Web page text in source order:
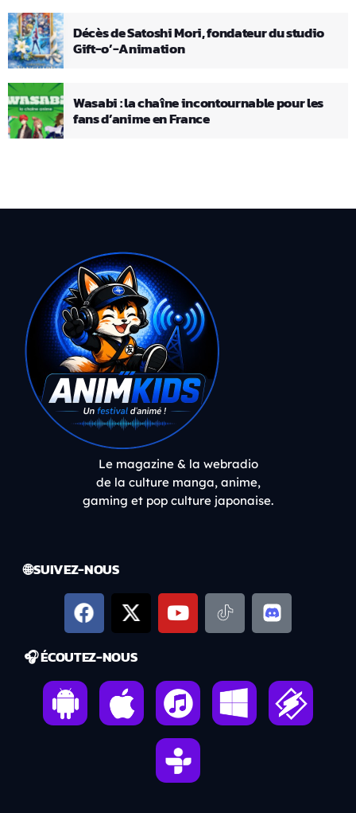
Décès de Satoshi Mori, fondateur du studio
Gift-o’-Animation
Wasabi : la chaîne incontournable pour les
fans d’anime en France
Le magazine & la webradio
de la culture manga, anime,
gaming et pop culture japonaise.
🌐 SUIVEZ-NOUS
🎧 ÉCOUTEZ-NOUS